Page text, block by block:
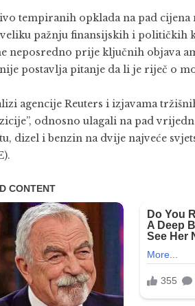
tempiranih opklada na pad
pažnju finansijskih i političkih
neposredno prije ključnih objava
postavlja pitanje da li je riječ o
agencije Reuters i izjavama
odnosno ulagali na pad
dizel i benzin na dvije najveće